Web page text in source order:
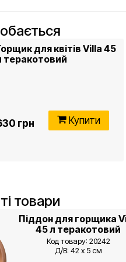
для квітів Villa 45
теракотовий
грн Купити
товари
Піддон для горщика
45 л теракотовий
Код товару: 20242
Д/В: 42 х 5 см